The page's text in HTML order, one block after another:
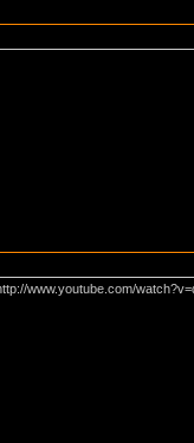
www.youtube.com/